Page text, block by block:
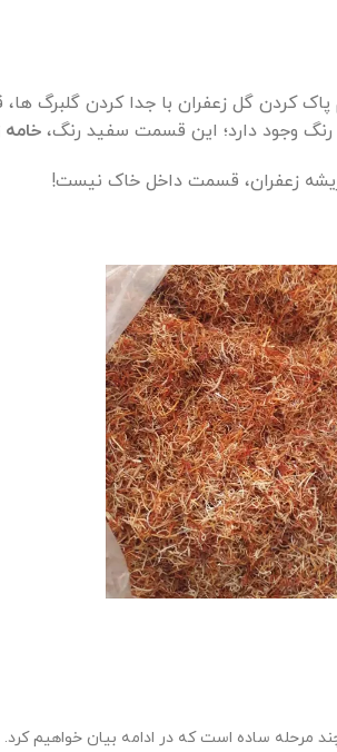
کردن گل زعفران با جدا کردن گلبرگ
وجود دارد؛ این قسمت سفید رنگ، خامه
ریشه زعفران، قسمت داخل خاک نیست!
مرحله ساده است که در ادامه بیان خواهیم کرد.